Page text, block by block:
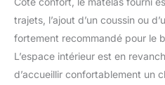
trajets, l’ajout d’un coussin ou
fortement recommandé pour le
L’espace intérieur est en
d’accueillir confortablement un